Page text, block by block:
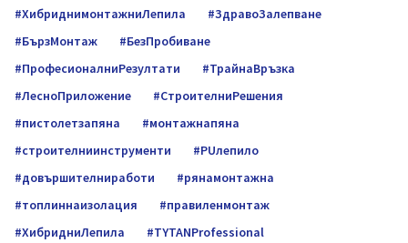
ХибриднимонтажниЛепила
ЗдравоЗалепване
БързМонтаж
БезПробиване
ПрофесионалниРезултати
ТрайнаВръзка
ЛесноПриложение
СтроителниРешения
пистолетзапяна
монтажнапяна
строителниинструменти
PUлепило
довършителниработи
pянамонтажна
топлиннаизолация
правиленмонтаж
ХибридниЛепила
TYTANProfessional